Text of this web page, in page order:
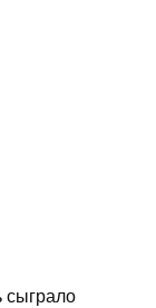
сыграло